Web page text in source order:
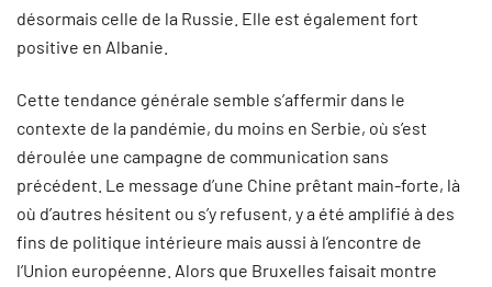
désormais celle de la Russie. Elle est également fort
positive en Albanie.
Cette tendance générale semble s’affermir dans le
contexte de la pandémie, du moins en Serbie, où s’est
déroulée une campagne de communication sans
précédent. Le message d’une Chine prêtant main-forte, là
où d’autres hésitent ou s’y refusent, y a été amplifié à des
fins de politique intérieure mais aussi à l’encontre de
l’Union européenne. Alors que Bruxelles faisait montre